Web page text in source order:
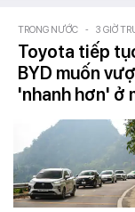
TRONG NƯỚC - 3 GIỜ
Toyota tiếp
BYD muốn
'nhanh hơn' ở